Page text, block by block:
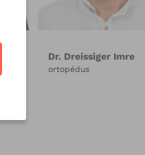
Dr. Fülöp József
reumatológus